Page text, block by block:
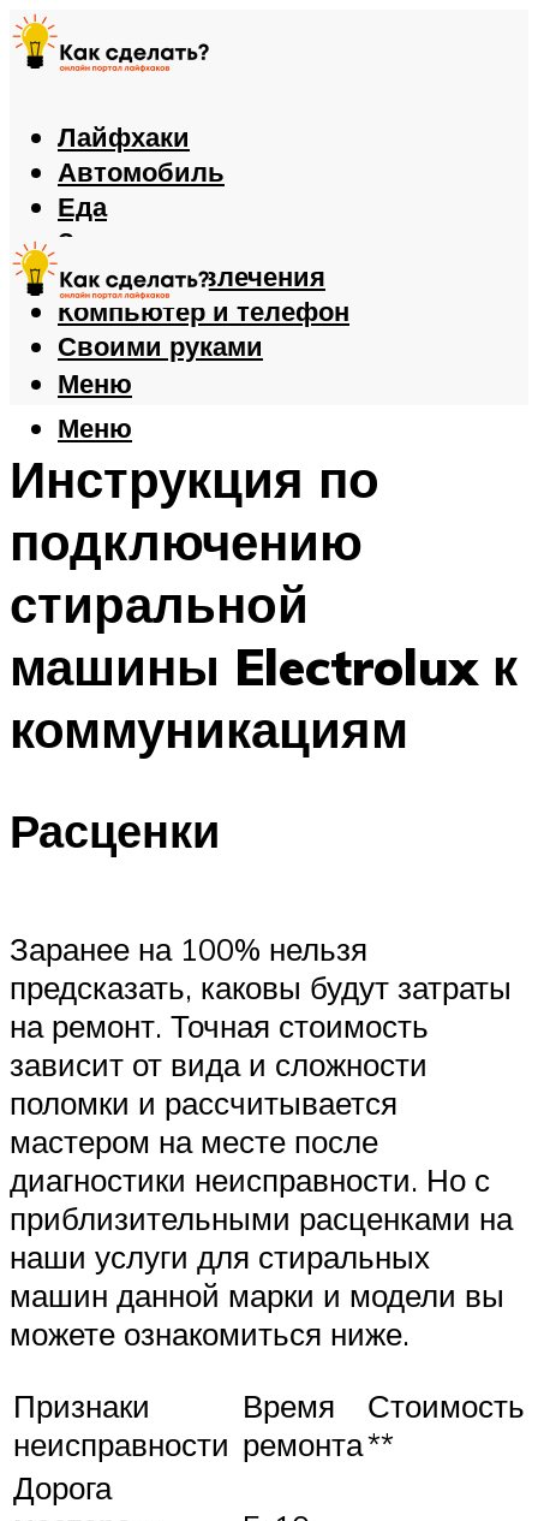
Лайфхаки
Автомобиль
Еда
Здоровье
Игры и развлечения
Компьютер и телефон
Своими руками
Меню
Меню
Инструкция по
подключению
стиральной
машины Electrolux к
коммуникациям
Расценки
Заранее на 100% нельзя
предсказать, каковы будут затраты
на ремонт. Точная стоимость
зависит от вида и сложности
поломки и рассчитывается
мастером на месте после
диагностики неисправности. Но с
приблизительными расценками на
наши услуги для стиральных
машин данной марки и модели вы
можете ознакомиться ниже.
Признаки
неисправности
Время
ремонта
Стоимость
**
Дорога